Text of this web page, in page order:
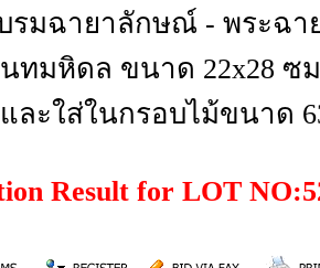
รมฉายาลักษณ์ - พระฉา
ทมหิดล ขนาด 22x28 ซ
ละใส่ในกรอบไม้ขนาด
Result for LOT